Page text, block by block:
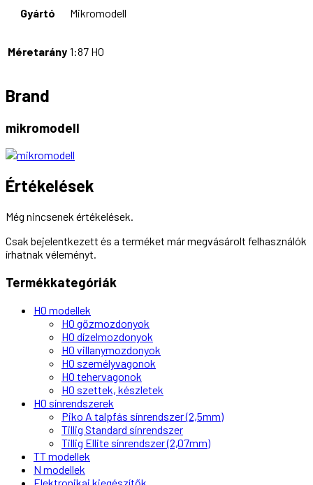
Gyártó Mikromodell
Méretarány 1:87 H0
Brand
mikromodell
Értékelések
Még nincsenek értékelések.
Csak bejelentkezett és a terméket már megvásárolt felhasználók
írhatnak véleményt.
Termékkategóriák
H0 modellek
H0 gőzmozdonyok
H0 dízelmozdonyok
H0 villanymozdonyok
H0 személyvagonok
H0 tehervagonok
H0 szettek, készletek
H0 sínrendszerek
Piko A talpfás sínrendszer (2,5mm)
Tillig Standard sínrendszer
Tillig Ellite sínrendszer (2,07mm)
TT modellek
N modellek
Elektronikai kiegészítők